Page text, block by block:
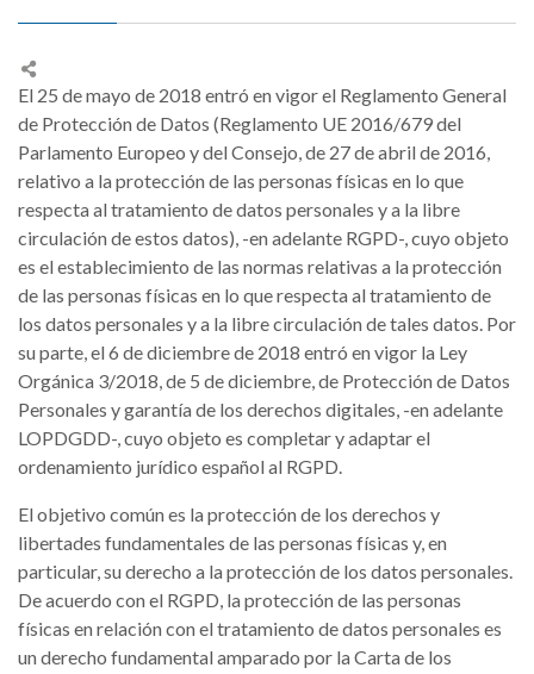
El 25 de mayo de 2018 entró en vigor el Reglamento General
de Protección de Datos (Reglamento UE 2016/679 del
Parlamento Europeo y del Consejo, de 27 de abril de 2016,
relativo a la protección de las personas físicas en lo que
respecta al tratamiento de datos personales y a la libre
circulación de estos datos), -en adelante RGPD-, cuyo objeto
es el establecimiento de las normas relativas a la protección
de las personas físicas en lo que respecta al tratamiento de
los datos personales y a la libre circulación de tales datos. Por
su parte, el 6 de diciembre de 2018 entró en vigor la Ley
Orgánica 3/2018, de 5 de diciembre, de Protección de Datos
Personales y garantía de los derechos digitales, -en adelante
LOPDGDD-, cuyo objeto es completar y adaptar el
ordenamiento jurídico español al RGPD.
El objetivo común es la protección de los derechos y
libertades fundamentales de las personas físicas y, en
particular, su derecho a la protección de los datos personales.
De acuerdo con el RGPD, la protección de las personas
físicas en relación con el tratamiento de datos personales es
un derecho fundamental amparado por la Carta de los